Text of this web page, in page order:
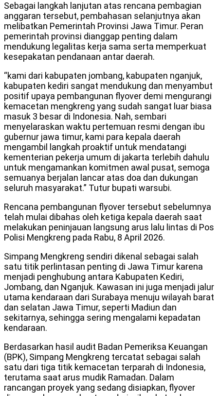
Sebagai langkah lanjutan atas rencana pembagian
anggaran tersebut, pembahasan selanjutnya akan
melibatkan Pemerintah Provinsi Jawa Timur. Peran
pemerintah provinsi dianggap penting dalam
mendukung legalitas kerja sama serta memperkuat
kesepakatan pendanaan antar daerah.
“kami dari kabupaten jombang, kabupaten nganjuk,
kabupaten kediri sangat mendukung dan menyambut
positif upaya pembangunan flyover demi mengurangi
kemacetan mengkreng yang sudah sangat luar biasa
masuk 3 besar di Indonesia. Nah, sembari
menyelaraskan waktu pertemuan resmi dengan ibu
gubernur jawa timur, kami para kepala daerah
mengambil langkah proaktif untuk mendatangi
kementerian pekerja umum di jakarta terlebih dahulu
untuk mengamankan komitmen awal pusat, semoga
semuanya berjalan lancar atas doa dan dukungan
seluruh masyarakat.” Tutur bupati warsubi.
Rencana pembangunan flyover tersebut sebelumnya
telah mulai dibahas oleh ketiga kepala daerah saat
melakukan peninjauan langsung arus lalu lintas di Pos
Polisi Mengkreng pada Rabu, 8 April 2026.
Simpang Mengkreng sendiri dikenal sebagai salah
satu titik perlintasan penting di Jawa Timur karena
menjadi penghubung antara Kabupaten Kediri,
Jombang, dan Nganjuk. Kawasan ini juga menjadi jalur
utama kendaraan dari Surabaya menuju wilayah barat
dan selatan Jawa Timur, seperti Madiun dan
sekitarnya, sehingga sering mengalami kepadatan
kendaraan.
Berdasarkan hasil audit Badan Pemeriksa Keuangan
(BPK), Simpang Mengkreng tercatat sebagai salah
satu dari tiga titik kemacetan terparah di Indonesia,
terutama saat arus mudik Ramadan. Dalam
rancangan proyek yang sedang disiapkan, flyover